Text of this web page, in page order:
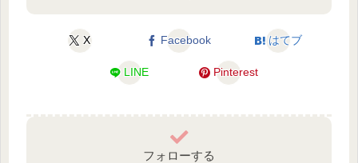
X Facebook はてブ
LINE Pinterest
フォローする